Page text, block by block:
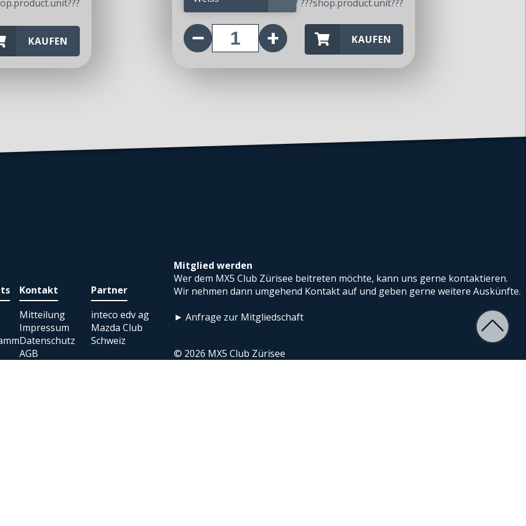
KAUFEN
???shop.product.unit???
KAUFEN
Kontakt
Mitteilung
Impressum
Datenschutz
AGB
Partner
inteco edv ag
Mazda Club
Schweiz
Mitglied werden
Wer dem MX5 Club Zürisee beitreten möchte, kann uns gerne kontaktieren.
Wir nehmen dann umgehend Kontakt auf und geben gerne weitere Auskünfte.
► Anfrage zur Mitgliedschaft
© 2026 MX5 Club Zürisee